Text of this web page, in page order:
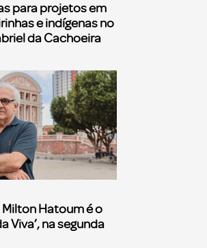
para projetos em
e indígenas no
da Cachoeira
Hatoum é o
Viva’, na segunda